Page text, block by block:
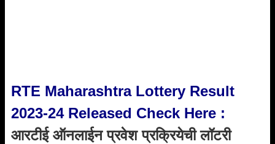
RTE Maharashtra Lottery Result
2023-24 Released Check Here :
आरटीई ऑनलाईन प्रवेश प्रक्रियेची लॉटरी